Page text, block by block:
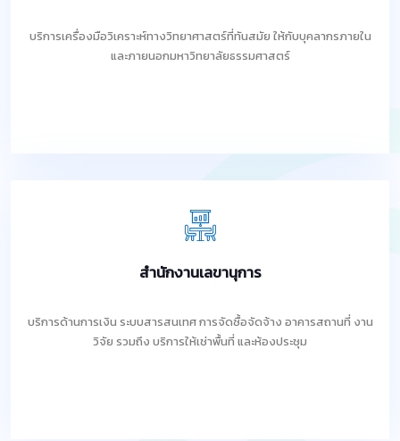
บริการเครื่องมือวิเคราะห์ทางวิทยาศาสตร์ที่ทันสมัย ให้กับบุคลากรภายใน
และภายนอกมหาวิทยาลัยธรรมศาสตร์
สำนักงานเลขานุการ
บริการด้านการเงิน ระบบสารสนเทศ การจัดซื้อจัดจ้าง อาคารสถานที่ งาน
วิจัย รวมถึง บริการให้เช่าพื้นที่ และห้องประชุม